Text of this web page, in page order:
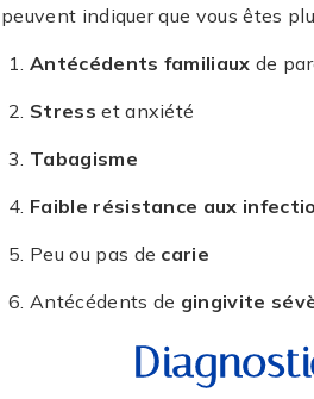
peuvent indiquer que vous êtes
Antécédents familiaux de
Stress et anxiété
Tabagisme
Faible résistance aux
Peu ou pas de carie
Antécédents de gingivite